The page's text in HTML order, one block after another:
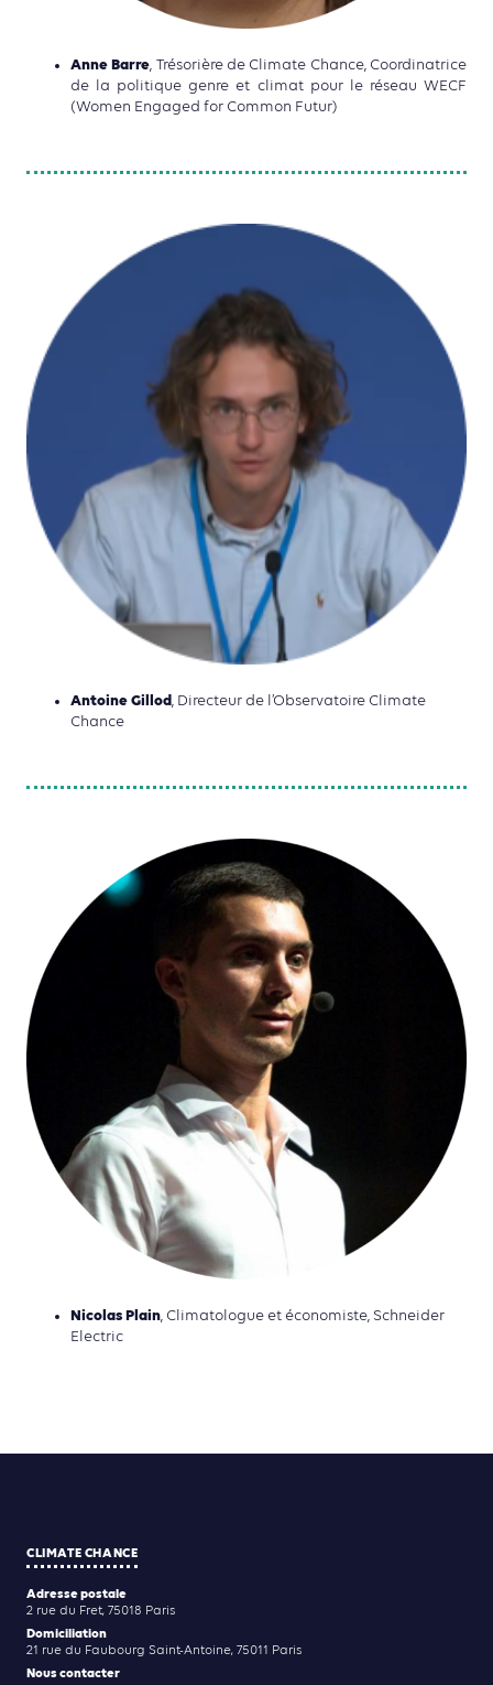
Anne Barre , Trésorière de Climate Chance, Coordinatrice
de la politique genre et climat pour le réseau WECF
(Women Engaged for Common Futur)
Antoine Gillod , Directeur de l’Observatoire Climate
Chance
Nicolas Plain , Climatologue et économiste, Schneider
Electric
CLIMATE CHANCE
Adresse postale
2 rue du Fret, 75018 Paris
Domiciliation
21 rue du Faubourg Saint-Antoine, 75011 Paris
Nous contacter